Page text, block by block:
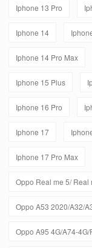
Iphone 13 Pro
Iphone 14
Iphone 14 Pro Max
Iphone 15 Plus
Iphone 16 Pro
Iphone 17
Iphone 17 Pro Max
Oppo Real me 5/ Real
Oppo A53 2020/A32/
Oppo A95 4G/A74-4G/